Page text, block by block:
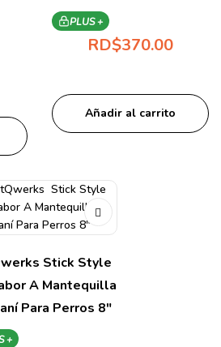
PLUS +
RD$370.00
Añadir al carrito
Stick Style
A Mantequilla
Para Perros 8″
+